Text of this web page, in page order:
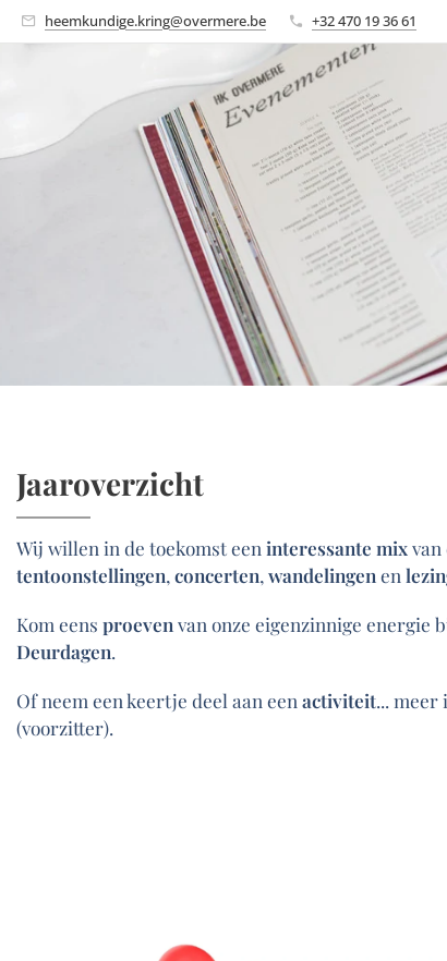
heemkundige.kring@overmere.be +32 470 19 36 61
Jaaroverzicht
Wij willen in de toekomst een interessante mixvan
tentoonstellingen,concerten,wandelingen en
Kom eens proeven van onze eigenzinnige energie
Deurdagen.
Of neem een keertje deel aan een activiteit... meer
(voorzitter).